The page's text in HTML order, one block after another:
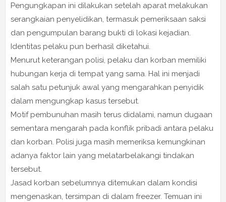
Pengungkapan ini dilakukan setelah aparat melakukan
serangkaian penyelidikan, termasuk pemeriksaan saksi
dan pengumpulan barang bukti di lokasi kejadian.
Identitas pelaku pun berhasil diketahui.
Menurut keterangan polisi, pelaku dan korban memiliki
hubungan kerja di tempat yang sama. Hal ini menjadi
salah satu petunjuk awal yang mengarahkan penyidik
dalam mengungkap kasus tersebut.
Motif pembunuhan masih terus didalami, namun dugaan
sementara mengarah pada konflik pribadi antara pelaku
dan korban. Polisi juga masih memeriksa kemungkinan
adanya faktor lain yang melatarbelakangi tindakan
tersebut.
Jasad korban sebelumnya ditemukan dalam kondisi
mengenaskan, tersimpan di dalam freezer. Temuan ini